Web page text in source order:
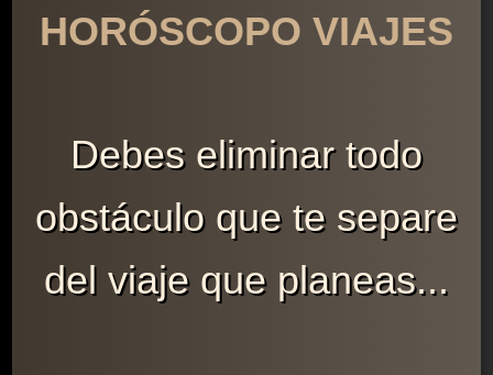
HORÓSCOPO VIAJES
Debes eliminar todo
obstáculo que te separe
del viaje que planeas...